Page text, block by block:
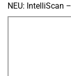
NEU: IntelliScan